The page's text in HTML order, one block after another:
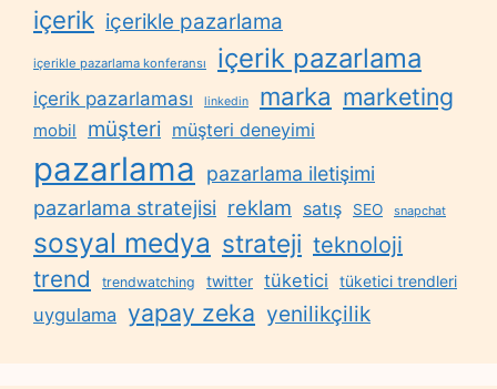
içerik içerikle pazarlama
içerikle pazarlama konferansı içerik pazarlama
içerik pazarlaması linkedin marka marketing
mobil müşteri müşteri deneyimi
pazarlama
pazarlama iletişimi
pazarlama stratejisi reklam satış SEO snapchat
sosyal medya strateji teknoloji
trend trendwatching twitter tüketici tüketici trendleri
uygulama yapay zeka yenilikçilik